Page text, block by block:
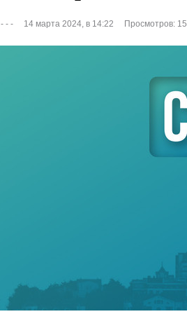
- - - 14 марта 2024, в 14:22 Просмотров: